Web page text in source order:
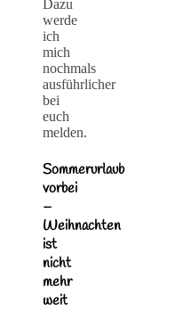
Dazu
werde
ich
mich
nochmals
ausführlicher
bei
euch
melden.
Sommerurlaub
vorbei
–
Weihnachten
ist
nicht
mehr
weit